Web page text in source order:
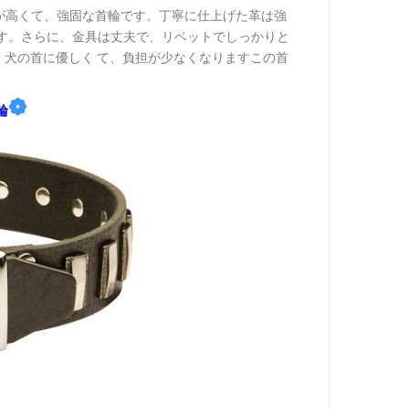
くて、強固な首輪です。丁寧に仕上げた革は強
さらに、金具は丈夫で、リベットでしっかりと
の首に優しく て、負担が少なくなりますこの首
❁